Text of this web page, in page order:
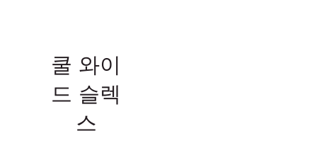
쿨 와이
드 슬렉
스